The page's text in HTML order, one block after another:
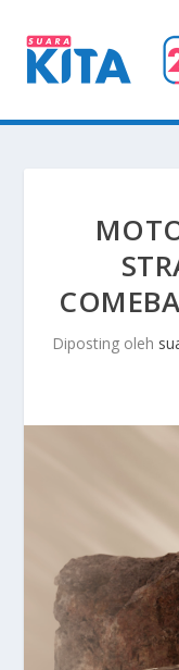
Diposting oleh